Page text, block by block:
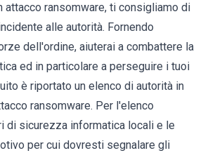
attacco ransomware, ti consigliamo di
alle autorità. Fornendo
dell'ordine, aiuterai a combattere la
ed in particolare a perseguire i tuoi
è riportato un elenco di autorità in
ransomware. Per l'elenco
di sicurezza informatica locali e le
per cui dovresti segnalare gli